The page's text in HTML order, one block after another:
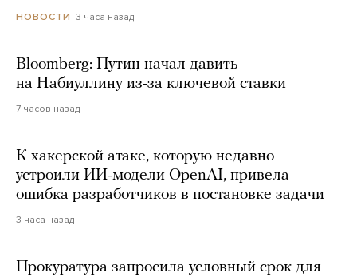
НОВОСТИ 3 часа назад
Bloomberg: Путин начал давить
на Набиуллину из-за ключевой ставки
7 часов назад
К хакерской атаке, которую недавно
устроили ИИ-модели OpenAI, привела
ошибка разработчиков в постановке задачи
3 часа назад
Прокуратура запросила условный срок для